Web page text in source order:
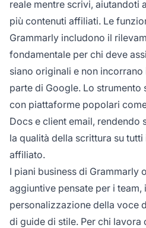
reale mentre scrivi, aiutandoti
più contenuti affiliati. Le
Grammarly includono il
fondamentale per chi deve
siano originali e non
parte di Google. Lo strumento
con piattaforme popolari
Docs e client email, rendendo
la qualità della scrittura su
affiliato.
I piani business di Grammarly
aggiuntive pensate per i team,
personalizzazione della voce
di guide di stile. Per chi lavora